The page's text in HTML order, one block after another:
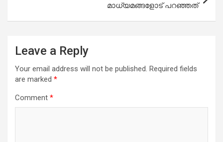
മാധ്യമങ്ങളോട് പറഞ്ഞത്
Leave a Reply
Your email address will not be published. Required fields
are marked *
Comment *